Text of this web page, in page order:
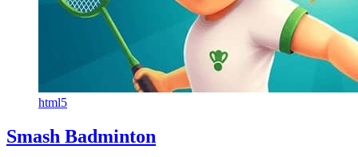
html5
Smash Badminton